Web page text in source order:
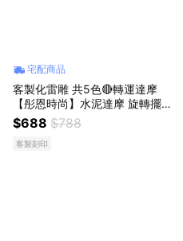
宅配商品
客製化雷雕 共5色🔴轉運達摩
【彤恩時尚】水泥達摩 旋轉擺飾
M號 & L號『LINE禮物獨家』生
日禮物 情人節禮物 父親節禮物
$688 $788
客製刻印